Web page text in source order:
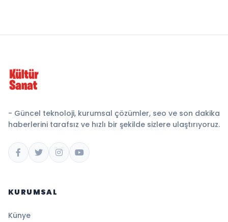
- Güncel teknoloji, kurumsal çözümler, seo ve son dakika
haberlerini tarafsız ve hızlı bir şekilde sizlere ulaştırıyoruz.
KURUMSAL
Künye